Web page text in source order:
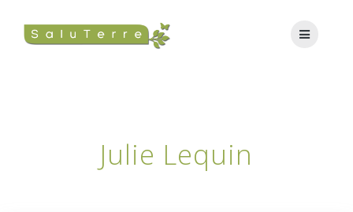
Julie Lequin